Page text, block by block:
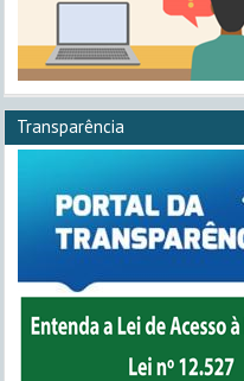
Transparência